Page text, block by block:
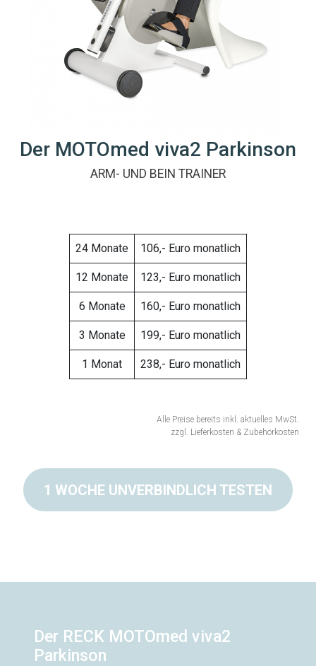
Der MOTOmed viva2 Parkinson
ARM- UND BEIN TRAINER
24 Monate 106,- Euro monatlich
12 Monate 123,- Euro monatlich
6 Monate 160,- Euro monatlich
3 Monate 199,- Euro monatlich
1 Monat 238,- Euro monatlich
Alle Preise bereits inkl. aktuelles MwSt.
zzgl. Lieferkosten & Zubehörkosten
1 WOCHE UNVERBINDLICH TESTEN
Der RECK MOTOmed viva2
Parkinson